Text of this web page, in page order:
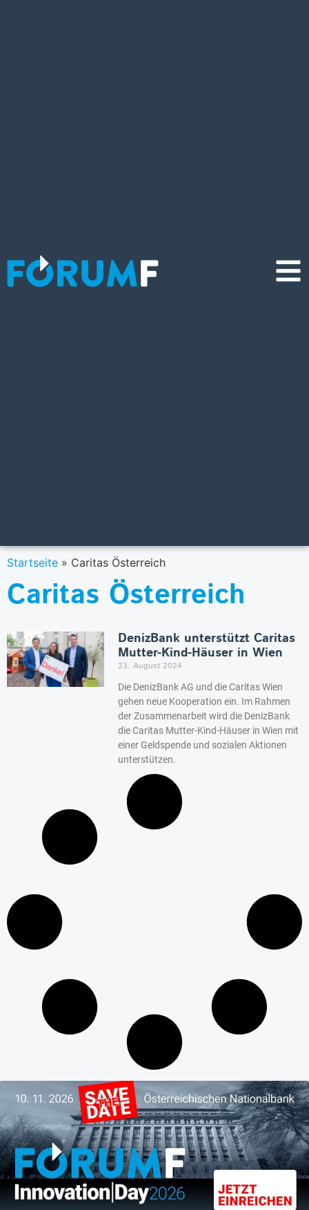
Startseite » Caritas Österreich
Caritas Österreich
DenizBank unterstützt Caritas
Mutter-Kind-Häuser in Wien
23. August 2024
Die DenizBank AG und die Caritas Wien
gehen neue Kooperation ein. Im Rahmen
der Zusammenarbeit wird die DenizBank
die Caritas Mutter-Kind-Häuser in Wien mit
einer Geldspende und sozialen Aktionen
unterstützen.